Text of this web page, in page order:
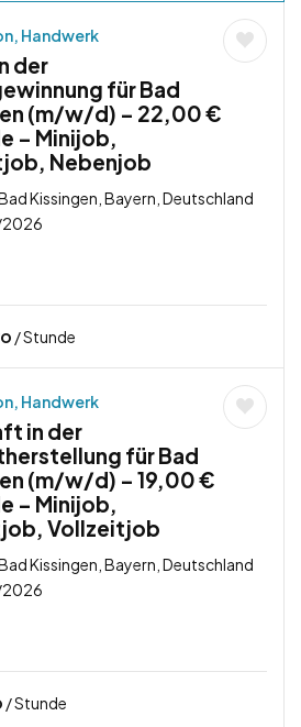
Handwerk
der
für Bad
(m/w/d) – 22,00 €
– Minijob,
Nebenjob
Kissingen, Bayern, Deutschland
/ Stunde
Handwerk
in der
für Bad
(m/w/d) – 19,00 €
– Minijob,
Vollzeitjob
Kissingen, Bayern, Deutschland
/ Stunde